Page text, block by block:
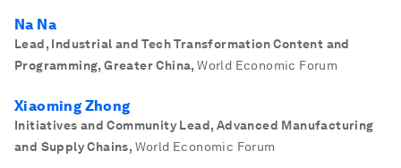
Na Na
Lead, Industrial and Tech Transformation Content and
Programming, Greater China, World Economic Forum
Xiaoming Zhong
Initiatives and Community Lead, Advanced Manufacturing
and Supply Chains, World Economic Forum